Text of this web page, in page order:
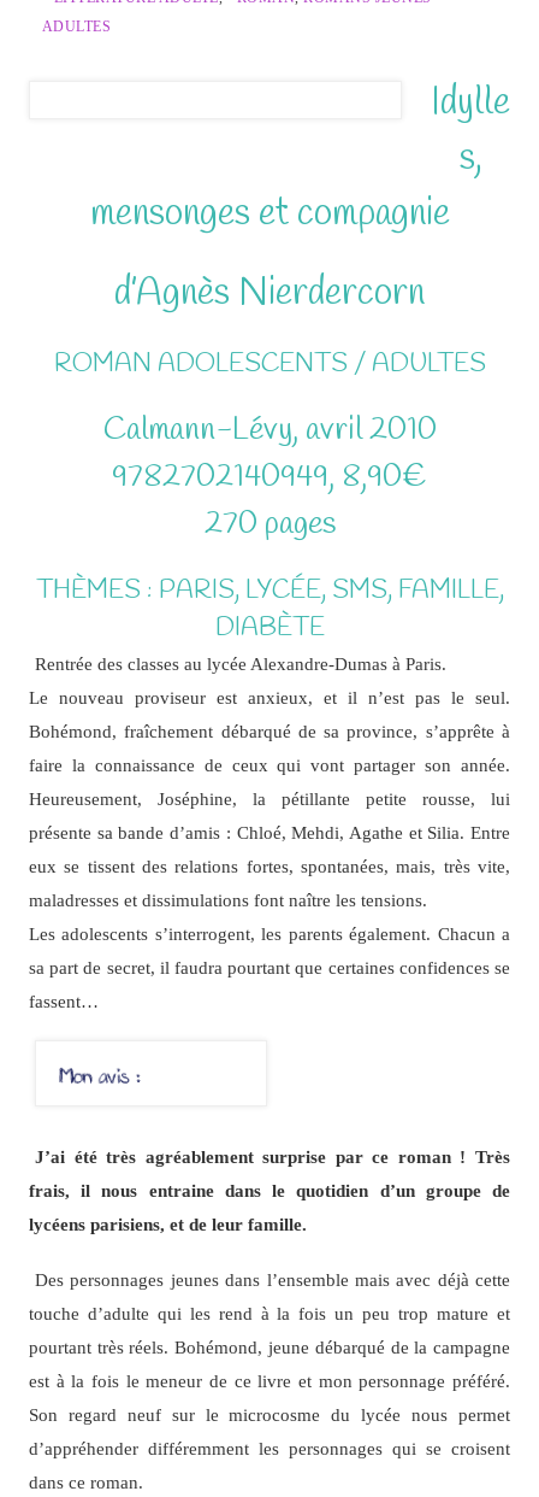
ADULTES
Idylle
s,
mensonges et compagnie
d’Agnès Nierdercorn
ROMAN ADOLESCENTS / ADULTES
Calmann-Lévy, avril 2010
9782702140949, 8,90€
270 pages
THÈMES : PARIS, LYCÉE, SMS, FAMILLE,
DIABÈTE
Rentrée des classes au lycée Alexandre-Dumas à Paris.
Le nouveau proviseur est anxieux, et il n’est pas le seul.
Bohémond, fraîchement débarqué de sa province, s’apprête à
faire la connaissance de ceux qui vont partager son année.
Heureusement, Joséphine, la pétillante petite rousse, lui
présente sa bande d’amis : Chloé, Mehdi, Agathe et Silia. Entre
eux se tissent des relations fortes, spontanées, mais, très vite,
maladresses et dissimulations font naître les tensions.
Les adolescents s’interrogent, les parents également. Chacun a
sa part de secret, il faudra pourtant que certaines confidences se
fassent…
J’ai été très agréablement surprise par ce roman ! Très
frais, il nous entraine dans le quotidien d’un groupe de
lycéens parisiens, et de leur famille.
Des personnages jeunes dans l’ensemble mais avec déjà cette
touche d’adulte qui les rend à la fois un peu trop mature et
pourtant très réels. Bohémond, jeune débarqué de la campagne
est à la fois le meneur de ce livre et mon personnage préféré.
Son regard neuf sur le microcosme du lycée nous permet
d’appréhender différemment les personnages qui se croisent
dans ce roman.